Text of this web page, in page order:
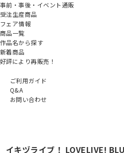
事前・事後・イベント通販
受注生産商品
フェア情報
商品一覧
作品名から探す
新着商品
好評により再販売！
ご利用ガイド
Q&A
お問い合わせ
イキヅライブ！ LOVELIVE!